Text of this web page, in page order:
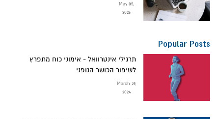
May 05,
2026
Popular Posts
תרגילי אינטרוואל - אימוני כוח מתפרץ
לשיפור הכושר הגופני
March 29,
2024